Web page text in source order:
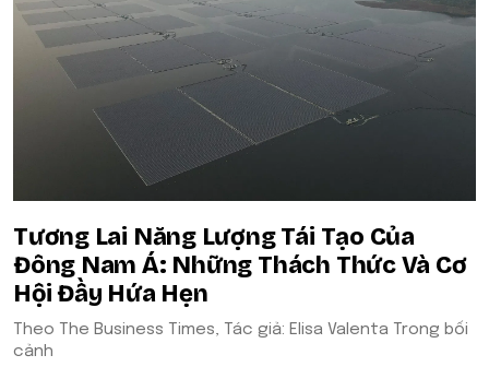
Tương Lai Năng Lượng Tái Tạo Của
Đông Nam Á: Những Thách Thức Và Cơ
Hội Đầy Hứa Hẹn
Theo The Business Times, Tác giả: Elisa Valenta Trong bối
cảnh